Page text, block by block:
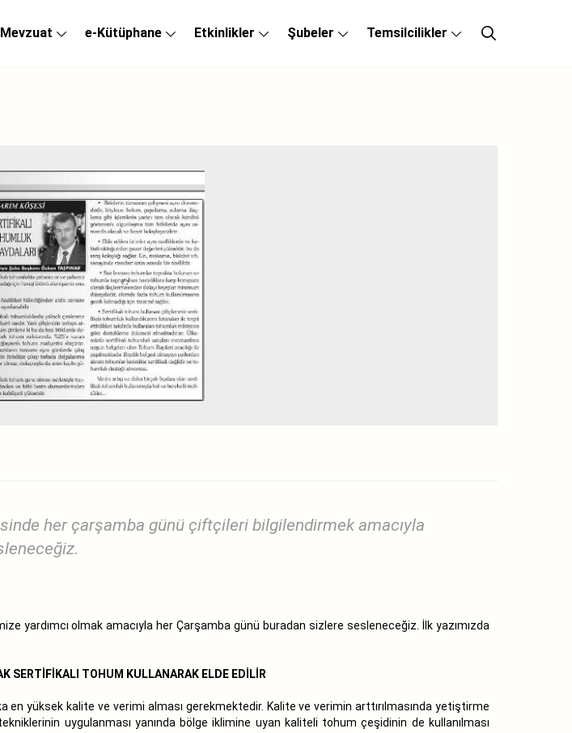
Mevzuat e-Kütüphane Etkinlikler Şubeler Temsilcilikler
her çarşamba günü çiftçileri bilgilendirmek amacıyla
yardımcı olmak amacıyla her Çarşamba günü buradan sizlere sesleneceğiz. İlk yazımızda
SERTİFİKALI TOHUM KULLANARAK ELDE EDİLİR
en yüksek kalite ve verimi alması gerekmektedir. Kalite ve verimin arttırılmasında yetiştirme
uygulanması yanında bölge iklimine uyan kaliteli tohum çeşidinin de kullanılması